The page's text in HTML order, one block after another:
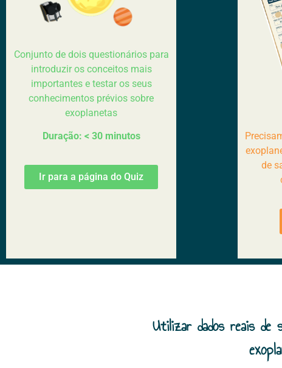
Conjunto de dois questionários para
introduzir os conceitos mais
importantes e testar os seus
conhecimentos prévios sobre
exoplanetas
Duração: < 30 minutos
Ir para a página do Quiz
de
Utilizar dados reais